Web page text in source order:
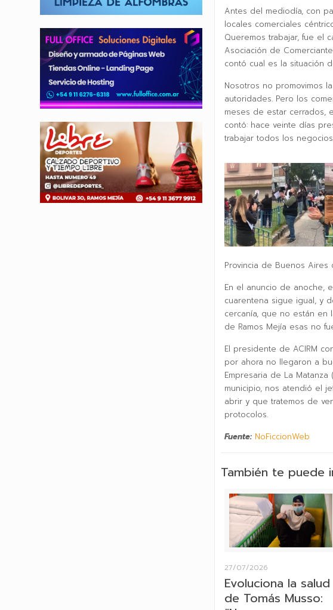
Antes del mediodía, con
locales comerciales
Queremos trabajar, fue el
Asociación de
contó cual es la situación
Nosotros no promovimos
autoridades. Pero los
meses de estar cerrados,
contó: hace veinte días
trabajar todos los
Provincia de Buenos
En el anuncio de anoche,
cuarentena sigue igual, y
cercanía, que no están en
de Ramos Mejía esas no
El presidente de ACIRM
por ahora no llegaron a
Empresaria de La
municipio, nos atendió el
abrir y que tratemos de
protocolos.
Fuente: NoFiccionWeb
También te puede
27/07/2026
Evoluciona la salud
de Tomás Musso: